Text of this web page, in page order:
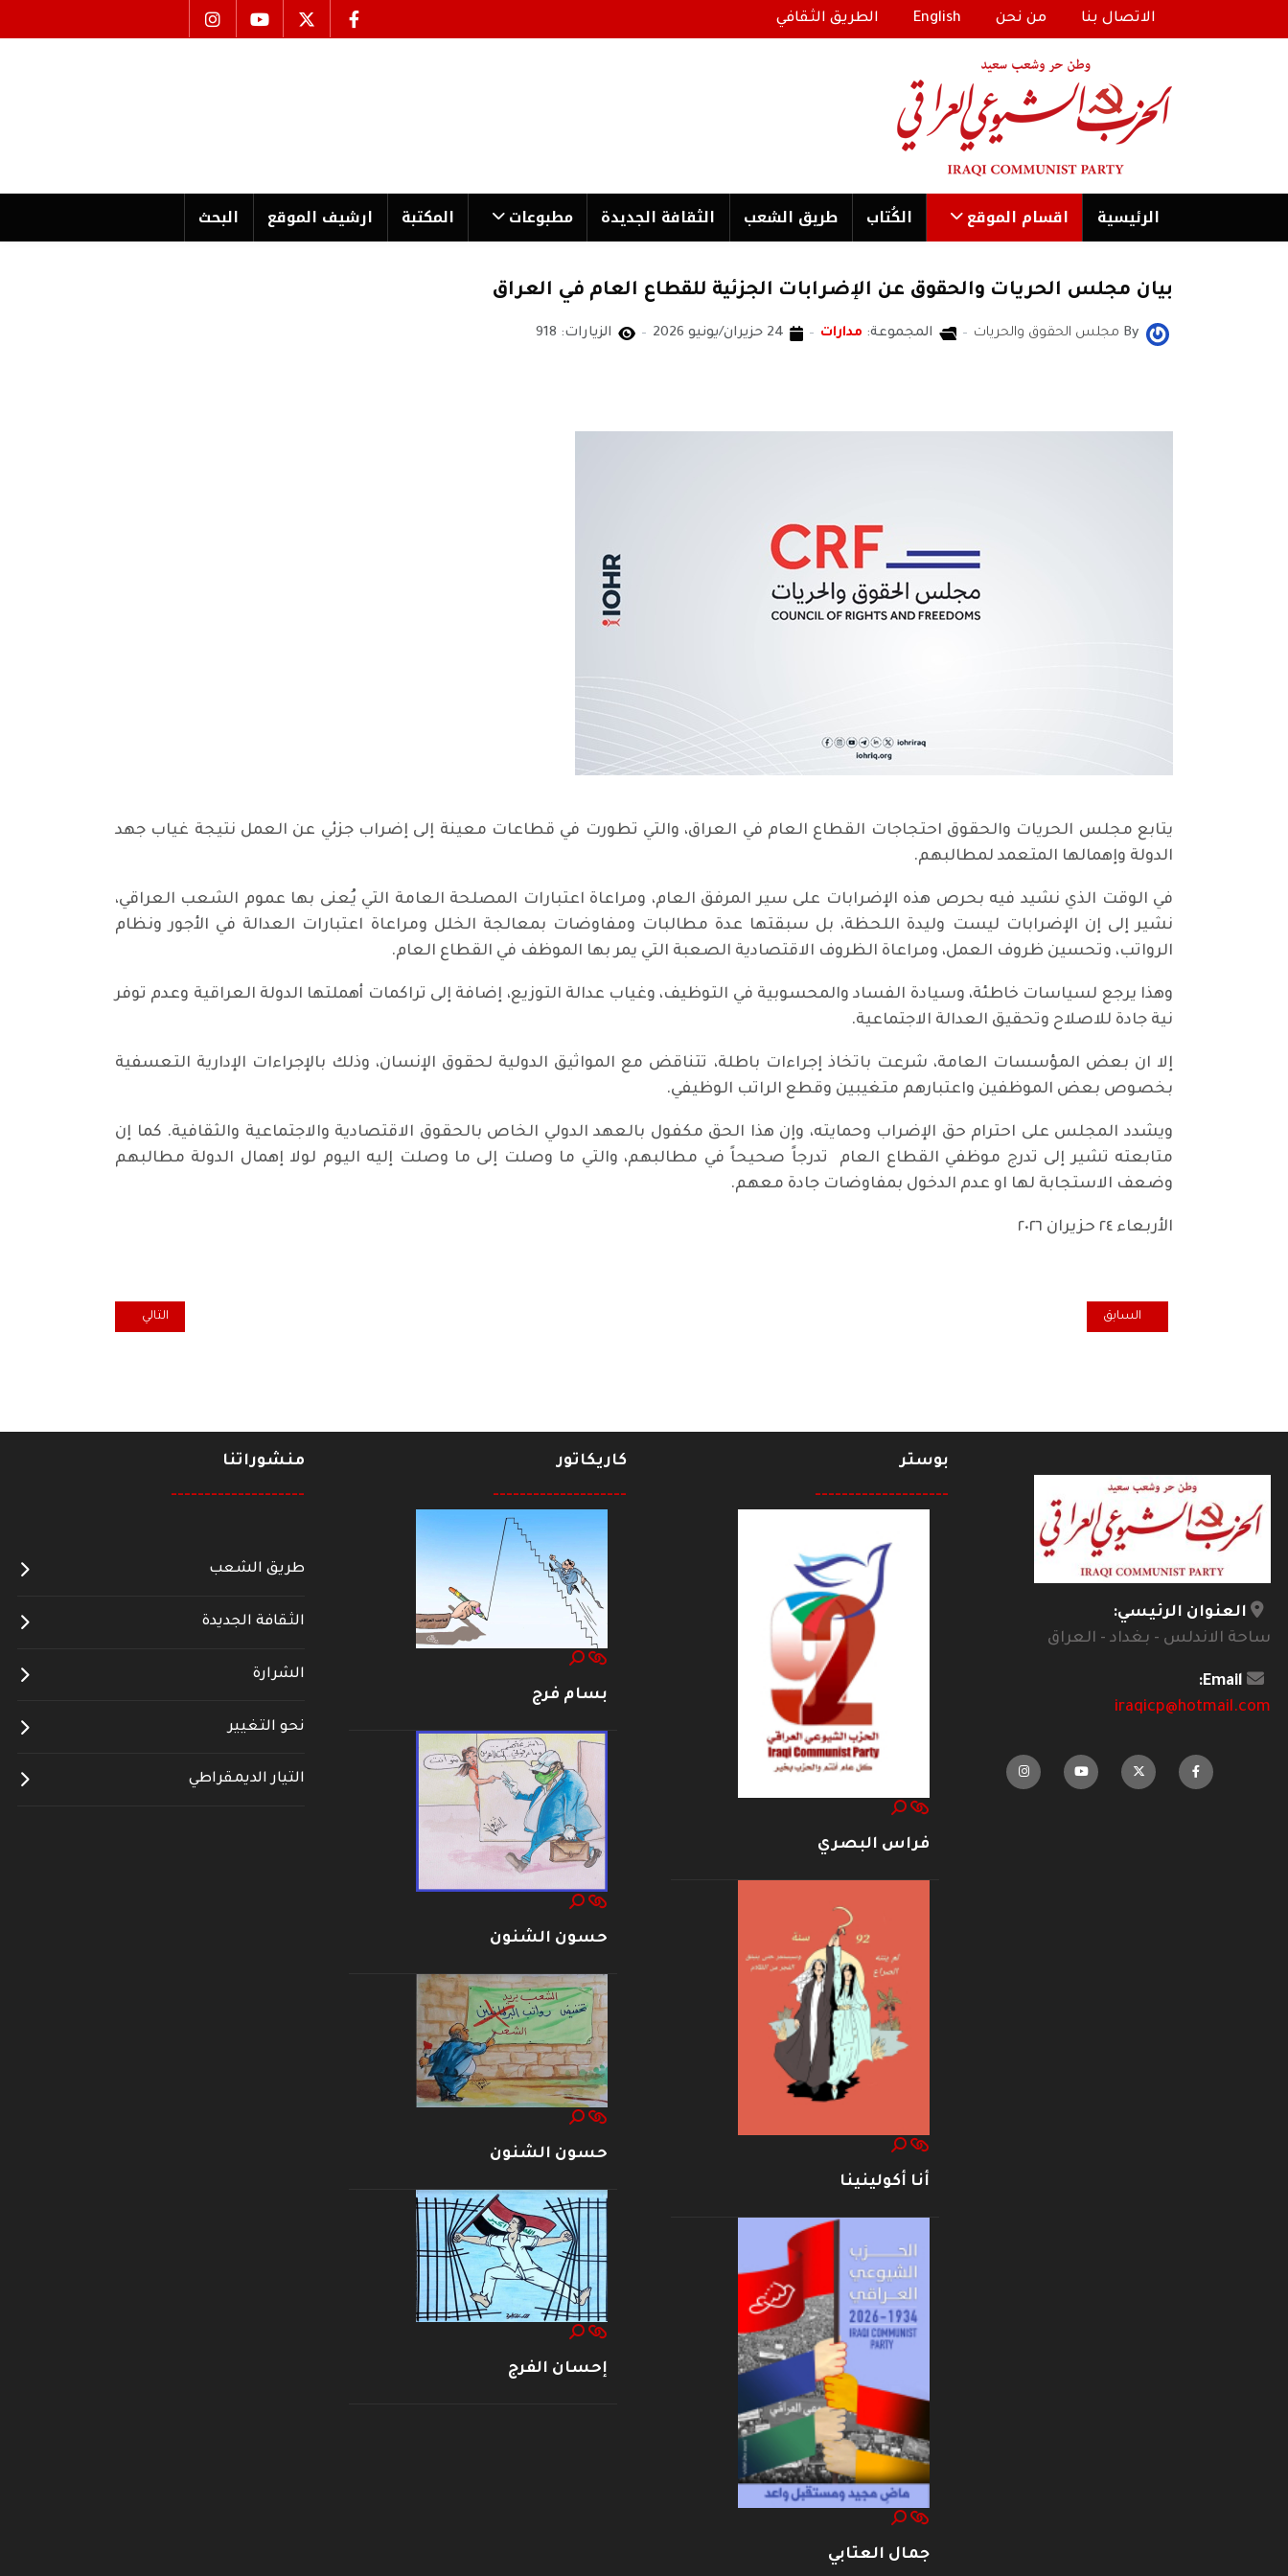
الاتصال بنا من نحن English الطريق الثقافي
الرئیسية اقسام الموقع الكُتاب طریق الشعب الثقافة الجدیدة مطبوعات المكتبة ارشیف الموقع البحث
بيان مجلس الحريات والحقوق عن الإضرابات الجزئية للقطاع العام في العراق
By مجلس الحقوق والحريات المجموعة: مدارات 24 حزيران/يونيو 2026 الزيارات: 918
يتابع مجلس الحريات والحقوق احتجاجات القطاع العام في العراق، والتي تطورت في قطاعات معينة إلى إضراب جزئي عن العمل نتيجة غياب جهد
الدولة وإهمالها المتعمد لمطالبهم.
في الوقت الذي نشيد فيه بحرص هذه الإضرابات على سير المرفق العام، ومراعاة اعتبارات المصلحة العامة التي يُعنى بها عموم الشعب العراقي،
نشير إلى إن الإضرابات ليست وليدة اللحظة، بل سبقتها عدة مطالبات ومفاوضات بمعالجة الخلل ومراعاة اعتبارات العدالة في الأجور ونظام
الرواتب، وتحسين ظروف العمل، ومراعاة الظروف الاقتصادية الصعبة التي يمر بها الموظف في القطاع العام.
وهذا يرجع لسياسات خاطئة، وسيادة الفساد والمحسوبية في التوظيف، وغياب عدالة التوزيع، إضافة إلى تراكمات أهملتها الدولة العراقية وعدم توفر
نية جادة للاصلاح وتحقيق العدالة الاجتماعية.
إلا ان بعض المؤسسات العامة، شرعت باتخاذ إجراءات باطلة، تتناقض مع المواثيق الدولية لحقوق الإنسان، وذلك بالإجراءات الإدارية التعسفية
بخصوص بعض الموظفين واعتبارهم متغيبين وقطع الراتب الوظيفي.
ويشدد المجلس على احترام حق الإضراب وحمايته، وإن هذا الحق مكفول بالعهد الدولي الخاص بالحقوق الاقتصادية والاجتماعية والثقافية. كما إن
متابعته تشير إلى تدرج موظفي القطاع العام تدرجاً صحيحاً في مطالبهم، والتي ما وصلت إلى ما وصلت إليه اليوم لولا إهمال الدولة مطالبهم
وضعف الاستجابة لها او عدم الدخول بمفاوضات جادة معهم.
الأربعاء ٢٤ حزيران ٢٠٢٦
المقال السابق: بيان صادر عن اللجنة التنسيقية للحوار الوطني المدني
السابق المقال التالي: بيان ختامي
التالي
العنوان الرئيسي:
ساحة الاندلس - بغداد - العراق
Email:
iraqicp@hotmail.com
بوستر
--------------------
فراس البصري
أنا أكولينينا
جمال العتابي
كاريكاتور
--------------------
بسام فرج
حسون الشنون
حسون الشنون
إحسان الفرج
منشوراتنا
--------------------
طريق الشعب
الثقافة الجديدة
الشرارة
نحو التغيير
التيار الديمقراطي